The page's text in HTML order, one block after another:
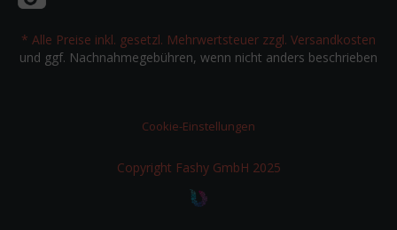
* Alle Preise inkl. gesetzl. Mehrwertsteuer zzgl. Versandkosten
und ggf. Nachnahmegebühren, wenn nicht anders beschrieben
Cookie-Einstellungen
Copyright Fashy GmbH 2025